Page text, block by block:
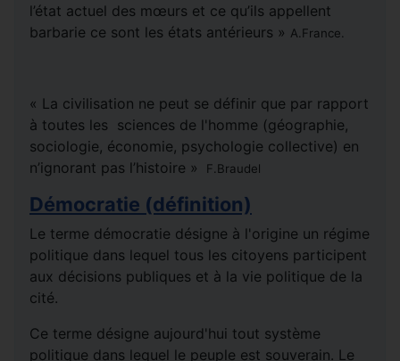
l’état actuel des mœurs et ce qu’ils appellent
barbarie ce sont les états antérieurs » A.France.
« La civilisation ne peut se définir que par rapport
à toutes les sciences de l'homme (géographie,
sociologie, économie, psychologie collective) en
n’ignorant pas l’histoire »
F.Braudel
Démocratie (définition)
Le terme démocratie désigne à l'origine un régime
politique dans lequel tous les citoyens participent
aux décisions publiques et à la vie politique de la
cité.
Ce terme désigne aujourd'hui tout système
politique dans lequel le peuple est souverain. Le